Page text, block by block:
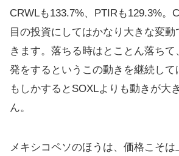
CRWLも133.7%、PTIRも129.3%。
目の投資にしてはかなり大きな変
きます。落ちる時はとことん落ちて
発をするというこの動きを継続して
もしかするとSOXLよりも動きが大
ん。
メキシコペソのほうは、価格こそは